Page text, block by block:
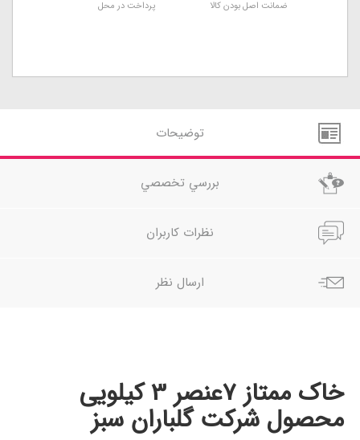
ضمانت اصل بودن کالا پرداخت در محل
توضيحات
بررسي تخصصي
نظرات کاربران
ارسال نظر
خاک ممتاز 7عنصر 3 کیلویی
محصول شرکت گلباران سبز